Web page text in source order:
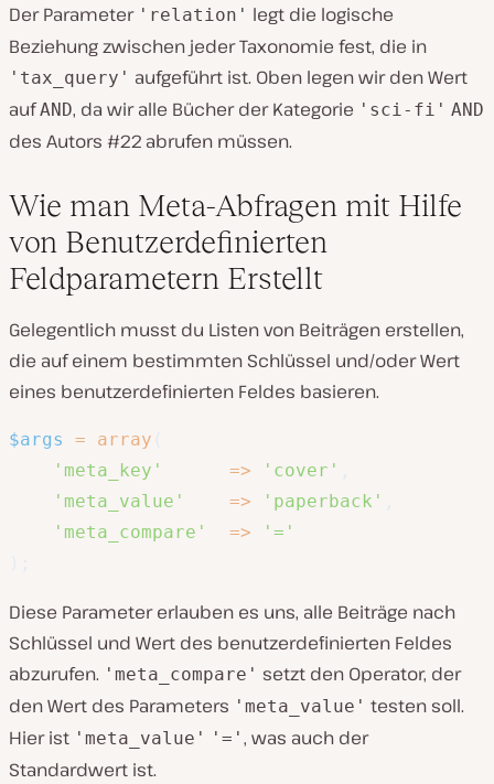
Der Parameter 'relation' legt die logische
Beziehung zwischen jeder Taxonomie fest, die in
'tax_query' aufgeführt ist. Oben legen wir den Wert
aufAND, da wir alle Bücher der Kategorie 'sci-fi' AND
des Autors #22 abrufen müssen.
Wie man Meta-Abfragen mit Hilfe
von Benutzerdefinierten
Feldparametern Erstellt
Gelegentlich musst du Listen von Beiträgen erstellen,
die auf einem bestimmten Schlüssel und/oder Wert
eines benutzerdefinierten Feldes basieren.
$args = array
'meta_key'
=> 'cover'
'meta_value'
=> 'paperback'
'meta_compare'
=>
'='
Diese Parameter erlauben es uns, alle Beiträge nach
Schlüssel und Wert des benutzerdefinierten Feldes
abzurufen. 'meta_compare' setzt den Operator, der
den Wert des Parameters 'meta_value' testen soll.
Hier ist 'meta_value' '=' , was auch der
Standardwert ist.